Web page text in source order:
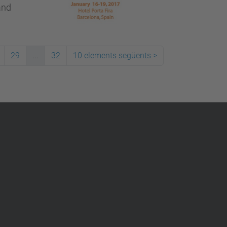
29 32 10 elements següents >